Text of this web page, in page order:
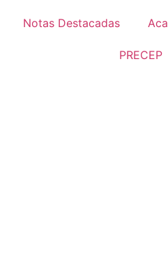
Notas Destacadas
PRECEP